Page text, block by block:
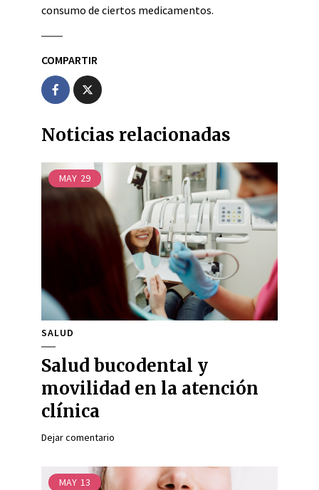
consumo de ciertos medicamentos.
COMPARTIR
Noticias relacionadas
MAY 29
SALUD
Salud bucodental y
movilidad en la atención
clínica
Dejar comentario
MAY 13